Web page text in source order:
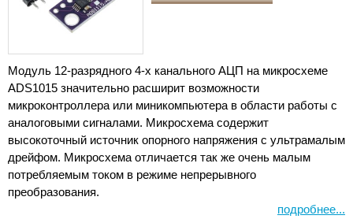
Модуль 12-разрядного 4-х канального АЦП на микросхеме
ADS1015 значительно расширит возможности
микроконтроллера или миникомпьютера в области работы с
аналоговыми сигналами. Микросхема содержит
высокоточный источник опорного напряжения с ультрамалым
дрейфом. Микросхема отличается так же очень малым
потребляемым током в режиме непрерывного
преобразования.
подробнее...